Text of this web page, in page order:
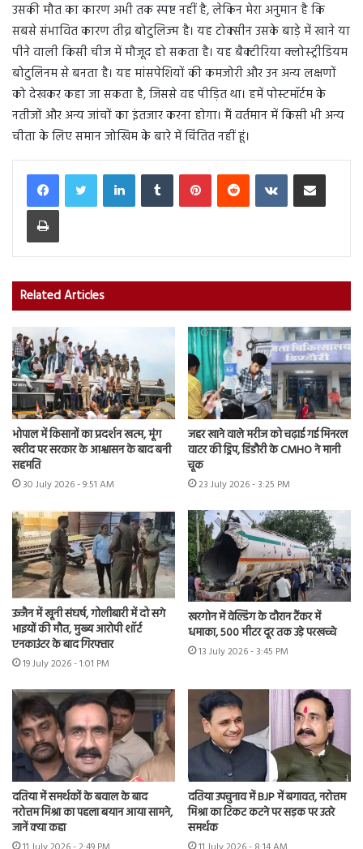
उसकी मौत का कारण अभी तक स्पष्ट नहीं है, लेकिन मेरा अनुमान है कि
सबसे संभावित कारण तीव्र बोटुलिज्म है। यह टोक्सीन उसके बाड़े में खाने या
पीने वाली किसी चीज में मौजूद हो सकता है। यह बैक्टीरिया क्लोस्ट्रीडियम
बोटुलिनम से बनता है। यह मांसपेशियों की कमजोरी और उन अन्य लक्षणों
को देखकर कहा जा सकता है, जिससे वह पीड़ित था। हमें पोस्टमॉर्टम के
नतीजों और अन्य जांचों का इंतजार करना होगा। मैं वर्तमान में किसी भी अन्य
चीता के लिए समान जोखिम के बारे में चिंतित नहीं हूं।
LinkedInTumblr PinterestReddit VKontakteShare via Email
Print
Related Articles
भोपाल में किसानों का प्रदर्शन खत्म, मूंग
खरीद पर सरकार के आश्वासन के बाद बनी
सहमति
30 July 2026 - 9:51 AM
जहर खाने वाले मरीज को चढ़ाई गई मिनरल
वाटर की ड्रिप, डिंडौरी के CMHO ने मानी
चूक
23 July 2026 - 3:25 PM
उज्जैन में खूनी संघर्ष, गोलीबारी में दो सगे
भाइयों की मौत, मुख्य आरोपी शॉर्ट
एनकाउंटर के बाद गिरफ्तार
19 July 2026 - 1:01 PM
खरगोन में वेल्डिंग के दौरान टैंकर में
धमाका, 500 मीटर दूर तक उड़े परखच्चे
13 July 2026 - 3:45 PM
दतिया में समर्थकों के बवाल के बाद
नरोत्तम मिश्रा का पहला बयान आया सामने,
जानें क्या कहा
दतिया उपचुनाव में BJP में बगावत, नरोत्तम
मिश्रा का टिकट कटने पर सड़क पर उतरे
समर्थक